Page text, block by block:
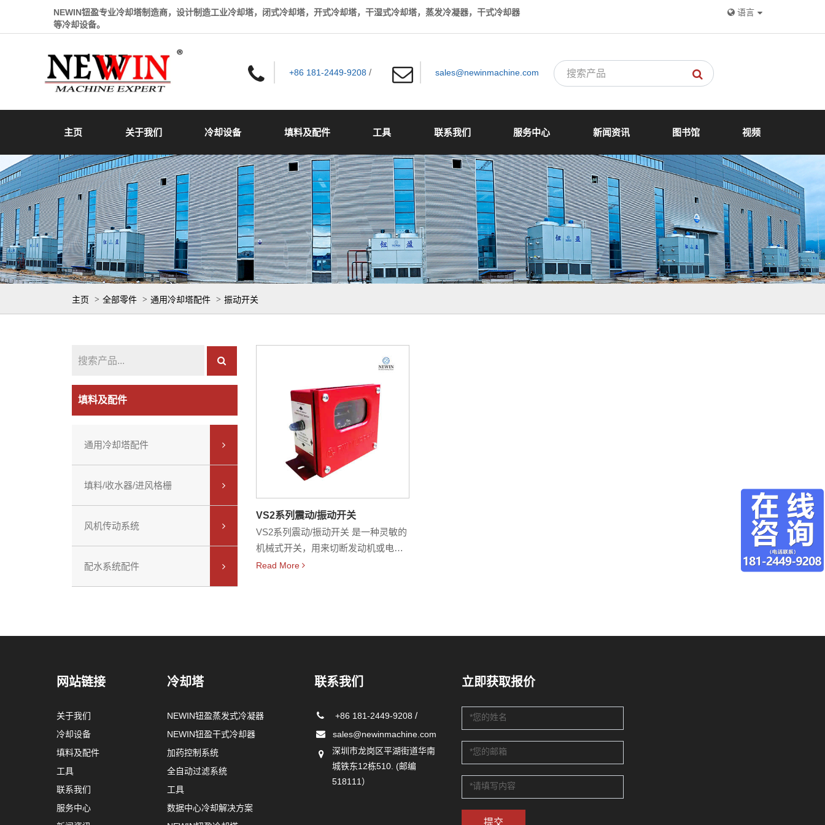
NEWIN钮盈专业冷却塔制造商，设计制造工业冷却塔，闭式冷却塔，开式冷却塔，干湿式冷却塔，蒸发冷凝器，干式冷却器
等冷却设备。
语言
+86 181-2449-9208 / sales@newinmachine.com
主页 关于我们 冷却设备 填料及配件 工具 联系我们 服务中心 新闻资讯 图书馆 视频
主页 全部零件 通用冷却塔配件 振动开关
VS2系列震动/振动开关
VS2系列震动/振动开关 是一种灵敏的
机械式开关，用来切断发动机或电机
等动力设备的 电源。该开关用磁性闭
Read More
填料及配件
通用冷却塔配件
填料/收水器/进风格栅
风机传动系统
配水系统配件
网站链接
关于我们
冷却设备
填料及配件
工具
联系我们
服务中心
冷却塔
NEWIN钮盈蒸发式冷凝器
NEWIN钮盈干式冷却器
加药控制系统
全自动过滤系统
工具
数据中心冷却解决方案
联系我们
+86 181-2449-9208 /
sales@newinmachine.com
深圳市龙岗区平湖街道华南
城铁东12栋510. (邮编
518111）
立即获取报价
提交